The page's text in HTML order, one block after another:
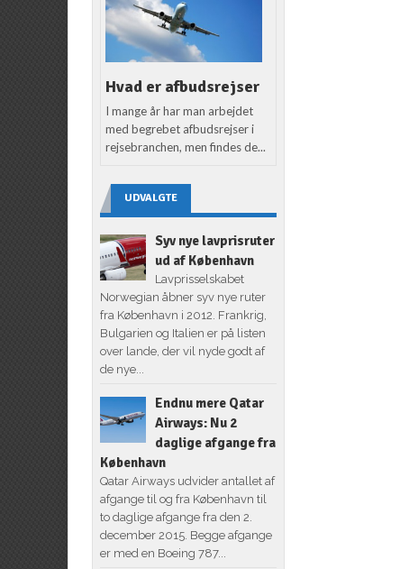
Hvad er afbudsrejser
I mange år har man arbejdet
med begrebet afbudsrejser i
rejsebranchen, men findes de...
UDVALGTE
Syv nye lavprisruter
ud af København
Lavprisselskabet
Norwegian åbner syv nye ruter
fra København i 2012. Frankrig,
Bulgarien og Italien er på listen
over lande, der vil nyde godt af
de nye...
Endnu mere Qatar
Airways: Nu 2
daglige afgange fra
København
Qatar Airways udvider antallet af
afgange til og fra København til
to daglige afgange fra den 2.
december 2015. Begge afgange
er med en Boeing 787...